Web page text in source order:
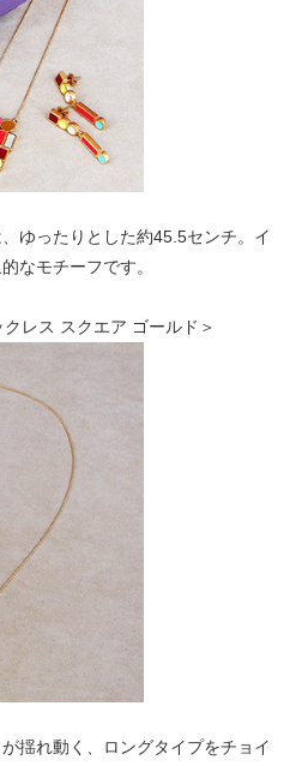
ゆったりとした約45.5センチ。イ
なモチーフです。
レス スクエア ゴールド＞
揺れ動く、ロングタイプをチョイ